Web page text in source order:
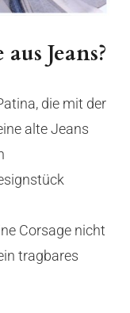
Jeans?
die mit der
alte Jeans
Corsage nicht
tragbares